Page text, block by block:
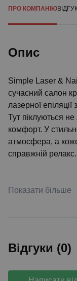
ПРО КОМПАНІЮ
Опис
Simple Laser &
сучасний салон
лазерної
Тут піклуються
комфорт. У
атмосфера, а
справжній релакс.
Показати більше
Відгуки (0)